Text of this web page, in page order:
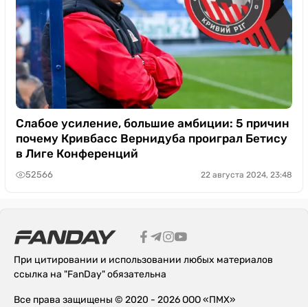
Слабое усиление, большие амбиции: 5 причин
почему Кривбасс Вернидуба проиграл Бетису
в Лиге Конференций
52566 22 августа 2024, 23:48
При цитировании и использовании любых материалов
ссылка на "FanDay" обязательна
Все права защищены © 2020 - 2026 ООО «ПМХ»